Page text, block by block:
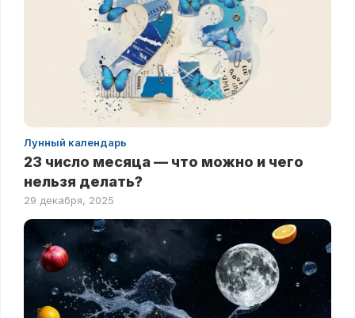
Лунный календарь
23 число месяца — что можно и чего
нельзя делать?
29 декабря, 2025